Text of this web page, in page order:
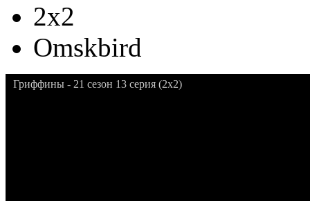
2x2
Omskbird
Гриффины - 21 сезон 13 серия (2x2)